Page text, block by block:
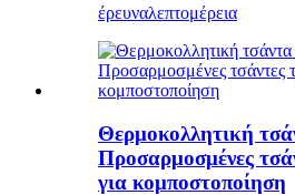
έρευναλεπτομέρεια
Θερμοκολλητική
Προσαρμοσμένες
για κομποστοποίηση